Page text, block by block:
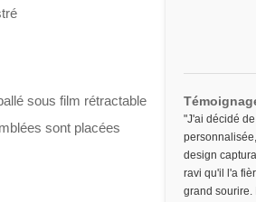
"J'ai décidé
design
ravi qu'il l'a
grand sourire.
sous film rétractable
sont placées